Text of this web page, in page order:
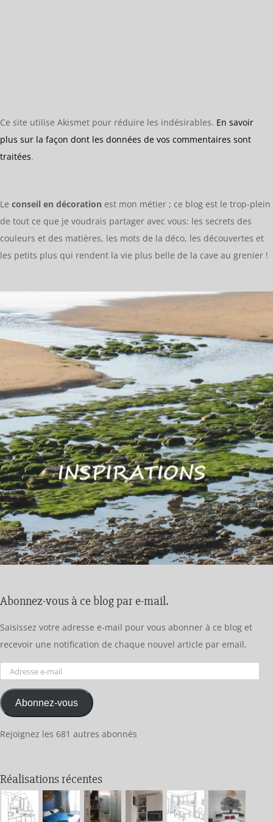
Ce site utilise Akismet pour réduire les indésirables. En savoir
plus sur la façon dont les données de vos commentaires sont
traitées.
Le conseil en décoration est mon métier ; ce blog est le trop-plein
de tout ce que je voudrais partager avec vous: les secrets des
couleurs et des matières, les mots de la déco, les découvertes et
les petits plus qui rendent la vie plus belle de la cave au grenier !
Abonnez-vous à ce blog par e-mail.
Saisissez votre adresse e-mail pour vous abonner à ce blog et
recevoir une notification de chaque nouvel article par email.
Adresse
mailAbonnez-vous
Rejoignez les 681 autres abonnés
Réalisations récentes